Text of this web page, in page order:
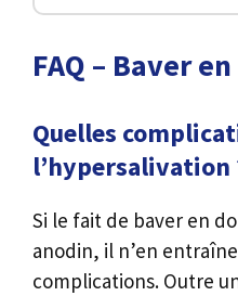
FAQ – Baver
Quelles
l’hypersalivation
Si le fait de baver en
anodin, il n’en
complications. Outre